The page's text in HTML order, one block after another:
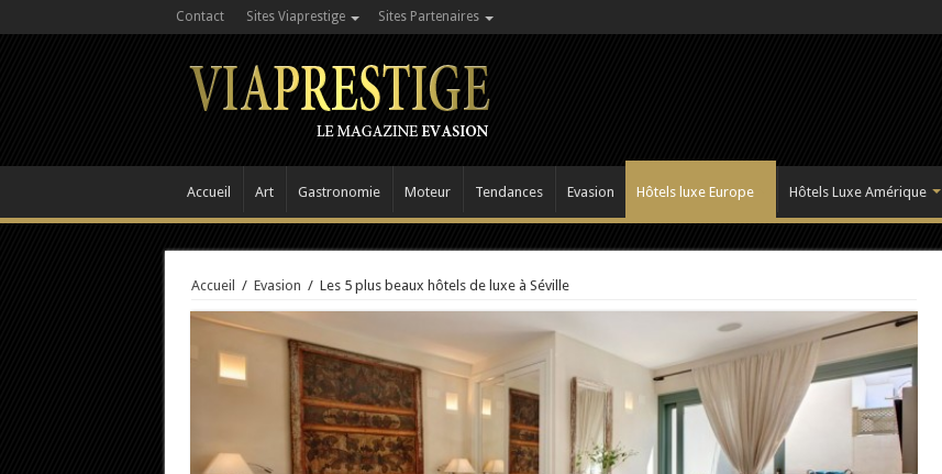
Contact Sites Viaprestige Sites Partenaires
Accueil Art Gastronomie Moteur Tendances Evasion Hôtels luxe Europe Hôtels Luxe Amérique
Accueil / Evasion / Les 5 plus beaux hôtels de luxe à Séville